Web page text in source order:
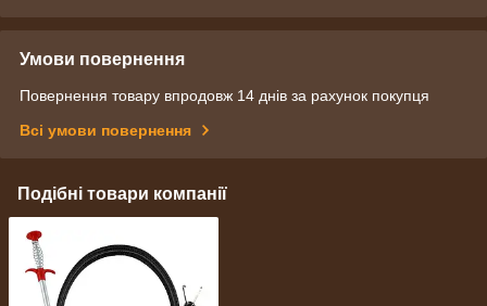
Умови повернення
Повернення товару впродовж 14 днів за рахунок покупця
Всі умови повернення
Подібні товари компанії